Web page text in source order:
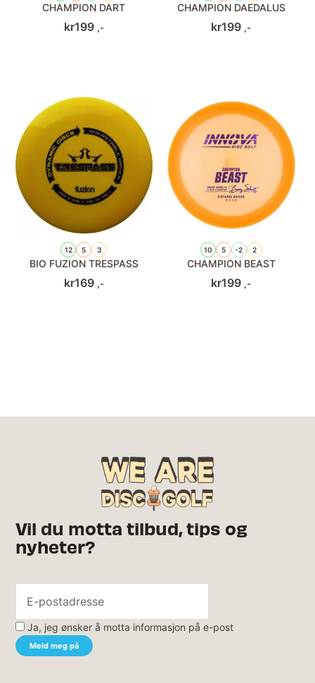
CHAMPION DART
kr199 ,-
CHAMPION DAEDALUS
kr199 ,-
12 5 3
BIO FUZION TRESPASS
kr169 ,-
10 5 -2 2
CHAMPION BEAST
kr199 ,-
Vil du motta tilbud, tips og
nyheter?
Ja, jeg ønsker å motta informasjon på e-post